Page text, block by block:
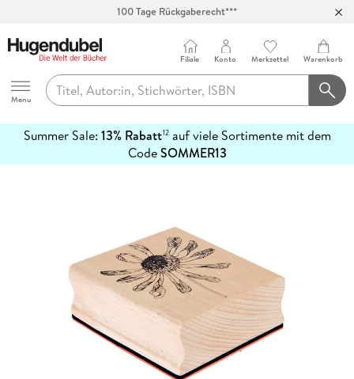
100 Tage Rückgaberecht***
Hugendubel
Menu
Filiale Konto Merkzettel Warenkorb
Summer Sale: 13% Rabatt12auf viele Sortimente mit dem
CodeSOMMER13
erfahren